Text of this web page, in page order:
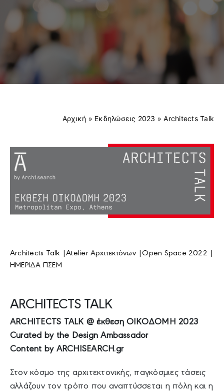
ΕΠΙΚΟΙΝΩΝΙΑ
Αρχική » Εκδηλώσεις 2023 »Architects Talk
Architects Talk |Atelier Αρχιτεκτόνων |Open Space 2022 |
ΗΜΕΡΙΔΑ ΠΣΕΜ
ARCHITECTS TALK
ARCHITECTS TALK @ έκθεση ΟΙΚΟΔΟΜΗ 2023
Curated by the Design Ambassador
Content by ARCHISEARCH.gr
Στον κόσμο της αρχιτεκτονικής, παγκόσμιες τάσεις
αλλάζουν τον τρόπο που αναπτύσσεται η πόλη και η